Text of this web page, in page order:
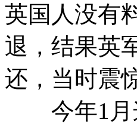
英国人没有
退，结果英
还，当时震
今年1月